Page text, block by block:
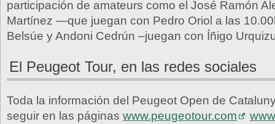
participación de amateurs como el José Ramón
Martínez —que juegan con Pedro Oriol a las
Belsúe y Andoni Cedrún –juegan con Íñigo
El Peugeot Tour, en las redes sociales
Toda la información del Peugeot Open de
seguir en las páginas www.peugeotour.com